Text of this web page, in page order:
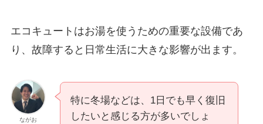
エコキュートはお湯を使うための重要な設備であ
り、故障すると日常生活に大きな影響が出ます。
ながお
特に冬場などは、1日でも早く復旧
したいと感じる方が多いでしょ